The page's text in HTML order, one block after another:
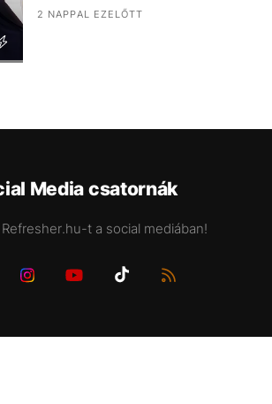
2 NAPPAL EZELŐTT
Media csatornák
t a social mediában!